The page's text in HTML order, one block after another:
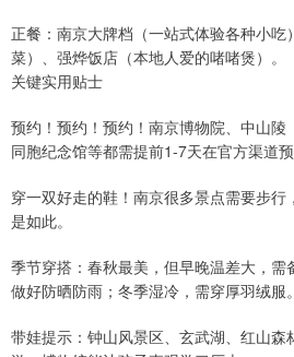
正餐：南京大牌档（一站式体验各种小吃
菜）、强烨饭店（本地人爱的啫啫煲）。
关键实用贴士
预约！预约！预约！南京博物院、中山陵
同胞纪念馆等都需提前1-7天在官方渠道
穿一双好走的鞋！南京很多景点需要步行
是如此。
季节穿搭：春秋最美，但早晚温差大，需
做好防晒防雨；冬季湿冷，需穿厚羽绒服。
带娃提示：钟山风景区、玄武湖、红山森